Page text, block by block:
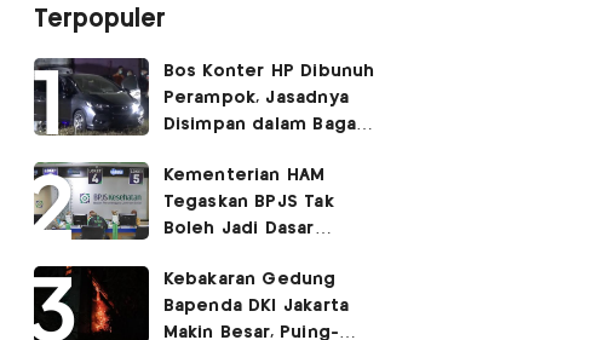
Terpopuler
Bos Konter HP Dibunuh
Perampok, Jasadnya
Disimpan dalam Bagasi
Kementerian HAM
Tegaskan BPJS Tak
Boleh Jadi Dasar
Layanan Kesehatan
Kebakaran Gedung
Bapenda DKI Jakarta
Makin Besar, Puing-